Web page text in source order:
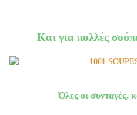
Και για πολλές
Όλες οι συνταγές,